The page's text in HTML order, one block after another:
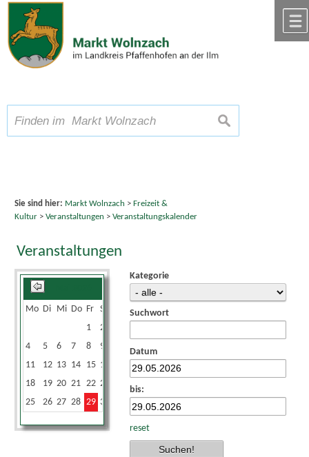
Zum Inhalt,zur Navigation
Schriftgröße A A A suchen
Sie sind hier: Markt Wolnzach > Freizeit &
Kultur> Veranstaltungen > Veranstaltungskalender
Veranstaltungen
Mo Di Mi Do Fr Sa
1
2
4
5 6 7 8 9
11
12 13 14 15 16
18
19 20 21 22 23
25
26 27 28 29 30
Kategorie
Suchwort
Datum
bis:
reset